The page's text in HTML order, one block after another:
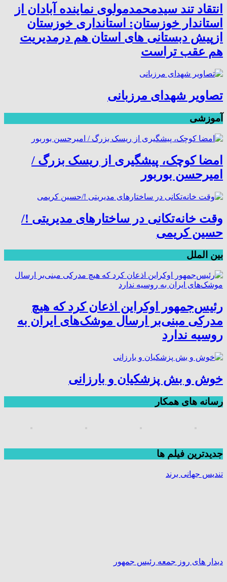
انتقاد تند سیدمحمدمولوی نماینده آبادان از
استاندار خوزستان: استانداری خوزستان
ازپیش دبستانی های استان هم درمدیریت
هم عقب تراست
تصاویر شهدای مرزبانی
آموزشی
امضا کوچک، پیشگیری از ریسک بزرگ /
امیرحسن بوربور
وقت خانه‌تکانی در ساختارهای مدیریتی !/
حسین کریمی
بین الملل
رئیس‌جمهور اوکراین اذعان کرد که هیچ
مدرکی مبنی‌بر ارسال موشک‌های ایران به
روسیه ندارد
خوش و بش پزشکیان و بارزانی
رسانه های همکار
جديدترين فیلم ها
تندیس جهانی برند
دیدار های روز جمعه رئیس جمهور